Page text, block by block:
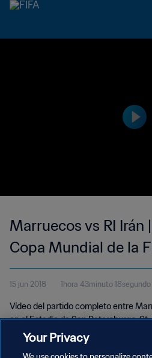
Marruecos vs RI Irán
Copa Mundial de la
2018™ | Partido
15 jun 2018 1hora 43minuto 18segundo
Vídeo del partido completo entre
en el Estadio de San Petersburgo,
de junio de 2018.
Your Privacy